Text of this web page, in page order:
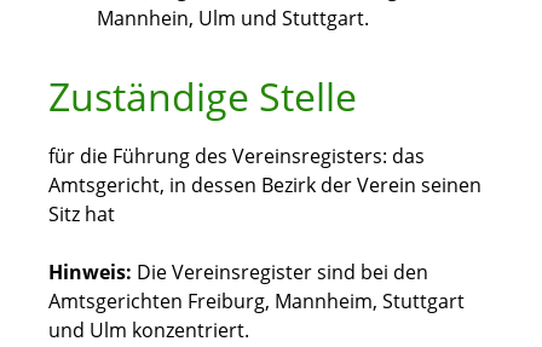
Mannhein, Ulm und Stuttgart.
Zuständige Stelle
für die Führung des Vereinsregisters: das
Amtsgericht, in dessen Bezirk der Verein seinen
Sitz hat
Hinweis: Die Vereinsregister sind bei den
Amtsgerichten Freiburg, Mannheim, Stuttgart
und Ulm konzentriert.